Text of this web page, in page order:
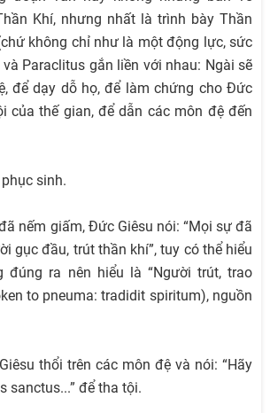
Khí, nhưng nhất là trình bày Thần
không chỉ như là một động lực, sức
Paraclitus gắn liền với nhau: Ngài sẽ
để dạy dỗ họ, để làm chứng cho Đức
của thế gian, để dẫn các môn đệ đến
sinh.
nếm giấm, Đức Giêsu nói: “Mọi sự đã
gục đầu, trút thần khí”, tuy có thể hiểu
đúng ra nên hiểu là “Người trút, trao
to pneuma: tradidit spiritum), nguồn
thổi trên các môn đệ và nói: “Hãy
sanctus...” để tha tội.